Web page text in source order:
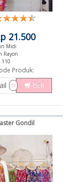
21.500
Midi
Rayon
110
Produk:
or Beli
Gondil